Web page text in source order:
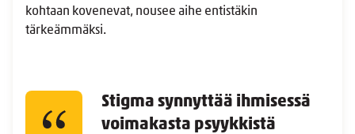
kohtaan kovenevat, nousee aihe entistäkin
tärkeämmäksi.
Stigma synnyttää ihmisessä
voimakasta psyykkistä